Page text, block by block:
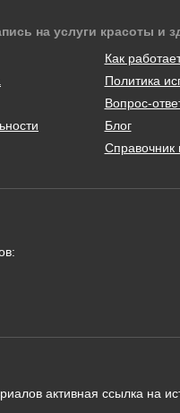
на услуги красоты и
Как
Политика
Вопрос-
Блог
Справочник
активная ссылка на